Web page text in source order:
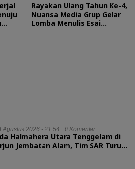
Rayakan Ulang Tahun Ke-4,
Nuansa Media Grup Gelar
Lomba Menulis Esai
Agustus 2026 - 21:54 0 Komentar
Halmahera Utara Tenggelam di
Jembatan Alam, Tim SAR Turun